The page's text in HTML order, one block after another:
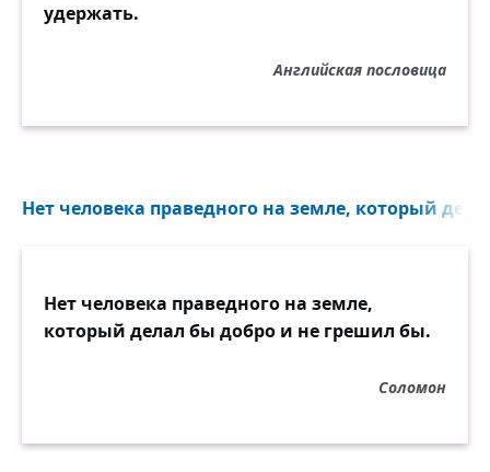
удержать.
Английская пословица
Нет человека праведного на земле, который
Нет человека праведного на земле,
который делал бы добро и не грешил бы.
Соломон